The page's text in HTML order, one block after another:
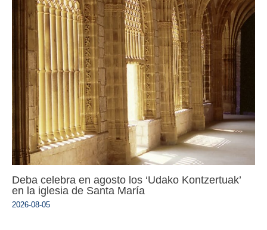
Deba celebra en agosto los ‘Udako Kontzertuak’
en la iglesia de Santa María
2026-08-05